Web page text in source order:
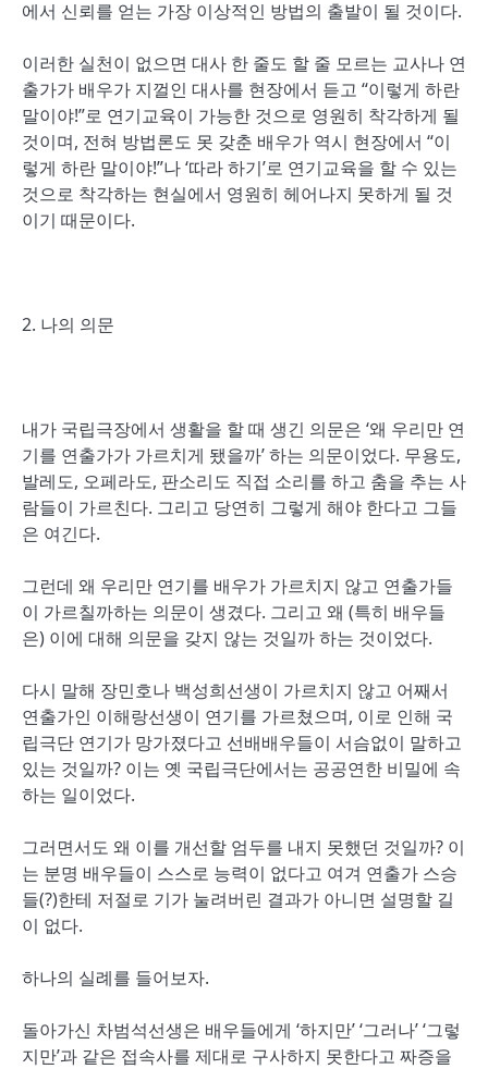
에서 신뢰를 얻는 가장 이상적인 방법의 출발이 될 것이다.
이러한 실천이 없으면 대사 한 줄도 할 줄 모르는 교사나 연
출가가 배우가 지껄인 대사를 현장에서 듣고 “이렇게 하란
말이야!”로 연기교육이 가능한 것으로 영원히 착각하게 될
것이며, 전혀 방법론도 못 갖춘 배우가 역시 현장에서 “이
렇게 하란 말이야!”나 ‘따라 하기’로 연기교육을 할 수 있는
것으로 착각하는 현실에서 영원히 헤어나지 못하게 될 것
이기 때문이다.
2. 나의 의문
내가 국립극장에서 생활을 할 때 생긴 의문은 ‘왜 우리만 연
기를 연출가가 가르치게 됐을까’ 하는 의문이었다. 무용도,
발레도, 오페라도, 판소리도 직접 소리를 하고 춤을 추는 사
람들이 가르친다. 그리고 당연히 그렇게 해야 한다고 그들
은 여긴다.
그런데 왜 우리만 연기를 배우가 가르치지 않고 연출가들
이 가르칠까하는 의문이 생겼다. 그리고 왜 (특히 배우들
은) 이에 대해 의문을 갖지 않는 것일까 하는 것이었다.
다시 말해 장민호나 백성희선생이 가르치지 않고 어째서
연출가인 이해랑선생이 연기를 가르쳤으며, 이로 인해 국
립극단 연기가 망가졌다고 선배배우들이 서슴없이 말하고
있는 것일까? 이는 옛 국립극단에서는 공공연한 비밀에 속
하는 일이었다.
그러면서도 왜 이를 개선할 엄두를 내지 못했던 것일까? 이
는 분명 배우들이 스스로 능력이 없다고 여겨 연출가 스승
들(?)한테 저절로 기가 눌려버린 결과가 아니면 설명할 길
이 없다.
하나의 실례를 들어보자.
돌아가신 차범석선생은 배우들에게 ‘하지만’ ‘그러나’ ‘그렇
지만’과 같은 접속사를 제대로 구사하지 못한다고 짜증을